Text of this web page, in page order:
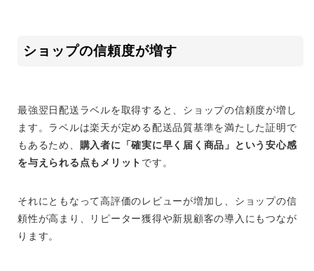
ショップの信頼度が増す
最強翌日配送ラベルを取得すると、ショップの信頼度が増し
ます。ラベルは楽天が定める配送品質基準を満たした証明で
もあるため、
購入者に「確実に早く届く商品」という安心感
を与えられる点もメリット です。
それにともなって高評価のレビューが増加し、ショップの信
頼性が高まり、リピーター獲得や新規顧客の導入にもつなが
ります。